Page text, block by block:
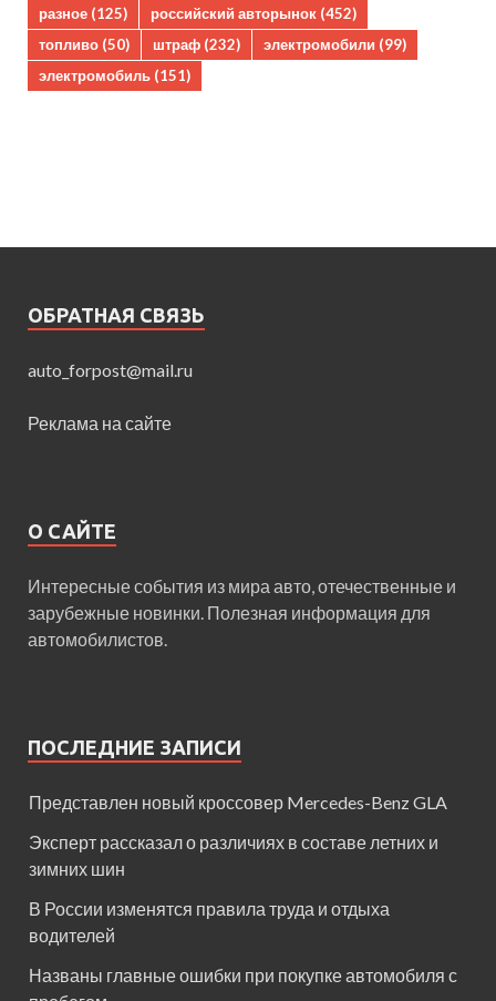
разное (125) российский авторынок (452)
топливо (50) штраф (232) электромобили (99)
электромобиль (151)
ОБРАТНАЯ СВЯЗЬ
auto_forpost@mail.ru
Реклама на сайте
О САЙТЕ
Интересные события из мира авто, отечественные и
зарубежные новинки. Полезная информация для
автомобилистов.
ПОСЛЕДНИЕ ЗАПИСИ
Представлен новый кроссовер Mercedes-Benz GLA
Эксперт рассказал о различиях в составе летних и
зимних шин
В России изменятся правила труда и отдыха
водителей
Названы главные ошибки при покупке автомобиля с